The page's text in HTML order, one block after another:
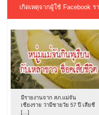
เกิดเหตุจากผู้ใช้ Facebook
มีรายงานจาก สภ.แม่จัน
เชียงราย ว่ามีชายวัย 57 ปี เสียชี
[…]